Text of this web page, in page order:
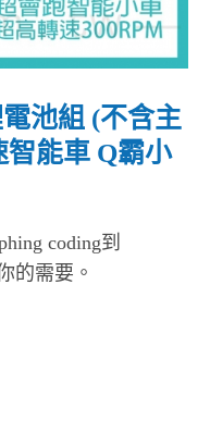
池組 (不含主
能車 Q霸小
coding到
的需要。